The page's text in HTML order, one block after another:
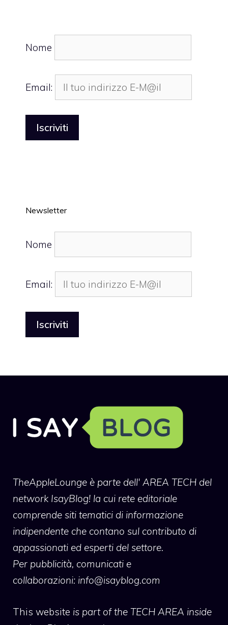
Nome
Email:
Newsletter
Nome
Email:
TheAppleLounge è parte dell' AREA TECH del
network IsayBlog! la cui rete editoriale
comprende siti tematici di informazione
indipendente che contano sul contributo di
appassionati ed esperti del settore.
Per pubblicità, comunicati e
collaborazioni: info@isayblog.com
This website is part of the TECH AREA inside